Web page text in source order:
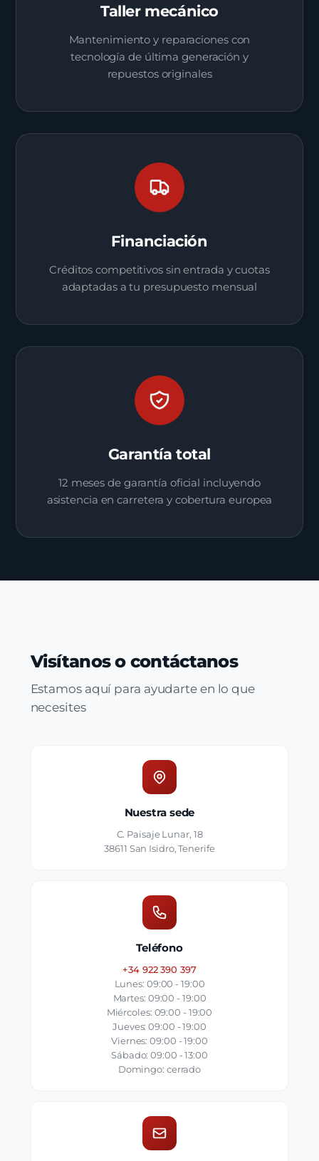
Taller mecánico
Mantenimiento y reparaciones con
tecnología de última generación y
repuestos originales
Financiación
Créditos competitivos sin entrada y cuotas
adaptadas a tu presupuesto mensual
Garantía total
12 meses de garantía oficial incluyendo
asistencia en carretera y cobertura europea
Visítanos o contáctanos
Estamos aquí para ayudarte en lo que
necesites
Nuestra sede
C. Paisaje Lunar, 18
38611 San Isidro, Tenerife
Teléfono
+34 922 390 397
Lunes: 09:00 - 19:00
Martes: 09:00 - 19:00
Miércoles: 09:00 - 19:00
Jueves: 09:00 - 19:00
Viernes: 09:00 - 19:00
Sábado: 09:00 - 13:00
Domingo: cerrado